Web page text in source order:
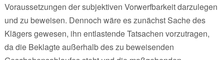
Voraussetzungen der subjektiven Vorwerfbarkeit darzulegen
und zu beweisen. Dennoch wäre es zunächst Sache des
Klägers gewesen, ihn entlastende Tatsachen vorzutragen,
da die Beklagte außerhalb des zu beweisenden